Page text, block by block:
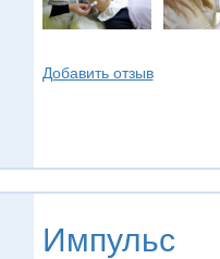
Добавить отзыв
Импульс